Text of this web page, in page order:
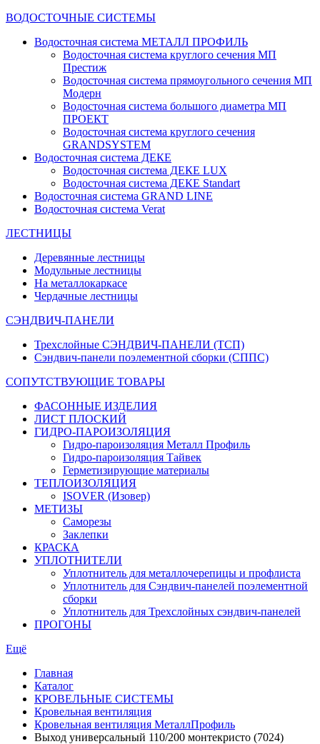
ВОДОСТОЧНЫЕ СИСТЕМЫ
Водосточная система МЕТАЛЛ ПРОФИЛЬ
Водосточная система круглого сечения МП
Престиж
Водосточная система прямоугольного сечения МП
Модерн
Водосточная система большого диаметра МП
ПРОЕКТ
Водосточная система круглого сечения
GRANDSYSTEM
Водосточная система ДЕКЕ
Водосточная система ДЕКЕ LUX
Водосточная система ДЕКЕ Standart
Водосточная система GRAND LINE
Водосточная система Verat
ЛЕСТНИЦЫ
Деревянные лестницы
Модульные лестницы
На металлокаркасе
Чердачные лестницы
СЭНДВИЧ-ПАНЕЛИ
Трехслойные СЭНДВИЧ-ПАНЕЛИ (ТСП)
Сэндвич-панели поэлементной сборки (СППС)
СОПУТСТВУЮЩИЕ ТОВАРЫ
ФАСОННЫЕ ИЗДЕЛИЯ
ЛИСТ ПЛОСКИЙ
ГИДРО-ПАРОИЗОЛЯЦИЯ
Гидро-пароизоляция Металл Профиль
Гидро-пароизоляция Тайвек
Герметизирующие материалы
ТЕПЛОИЗОЛЯЦИЯ
ISOVER (Изовер)
МЕТИЗЫ
Саморезы
Заклепки
КРАСКА
УПЛОТНИТЕЛИ
Уплотнитель для металлочерепицы и профлиста
Уплотнитель для Сэндвич-панелей поэлементной
сборки
Уплотнитель для Трехслойных сэндвич-панелей
ПРОГОНЫ
Ещё
Главная
Каталог
КРОВЕЛЬНЫЕ СИСТЕМЫ
Кровельная вентиляция
Кровельная вентиляция МеталлПрофиль
Выход универсальный 110/200 монтекристо (7024)